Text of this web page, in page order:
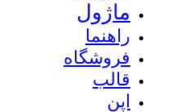
ماژول
راهنما
فروشگاه
قالب
اپن